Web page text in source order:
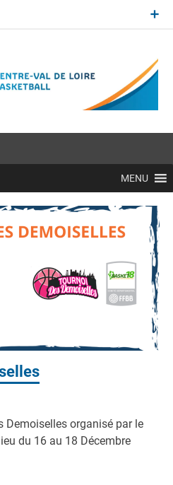
MENU
Demoiselles organisé par le
du 16 au 18 Décembre